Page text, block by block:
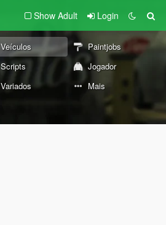
Show Adult Login
Veículos
Paintjobs
Scripts
Jogador
Variados Mais